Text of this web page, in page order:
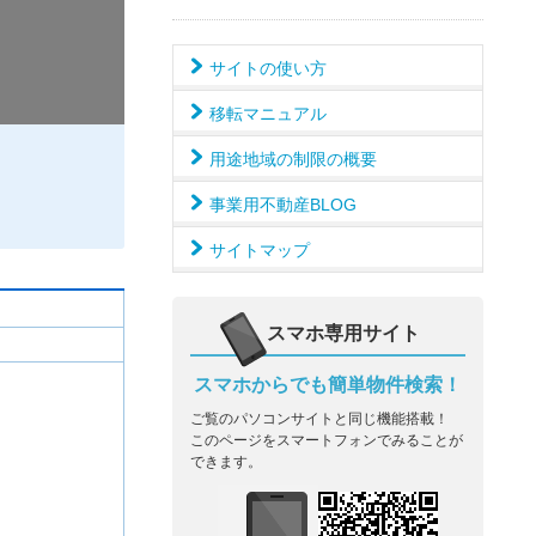
サイトの使い方
移転マニュアル
用途地域の制限の概要
事業用不動産BLOG
サイトマップ
スマホ専用サイト
スマホからでも簡単物件検索！
ご覧のパソコンサイトと同じ機能搭載！
このページをスマートフォンでみることが
できます。